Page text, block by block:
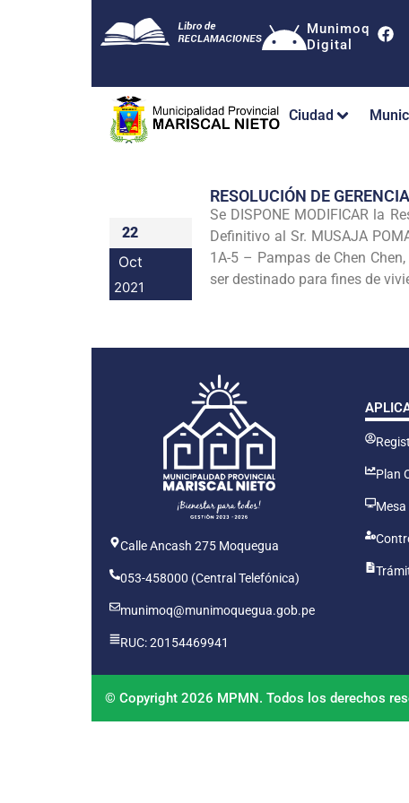
Munimoq
Digital
Ciudad
22
Oct
2021
RESOLUCIÓN DE
Se DISPONE MODIFICAR la
Definitivo al Sr. MUSAJA
1A-5 – Pampas de Chen
ser destinado para fines de
Calle Ancash 275 Moquegua
053-458000 (Central Telefónica)
munimoq@munimoquegua.gob.pe
RUC: 20154469941
Plan
Mesa
© Copyright 2026 MPMN. Todos los derechos